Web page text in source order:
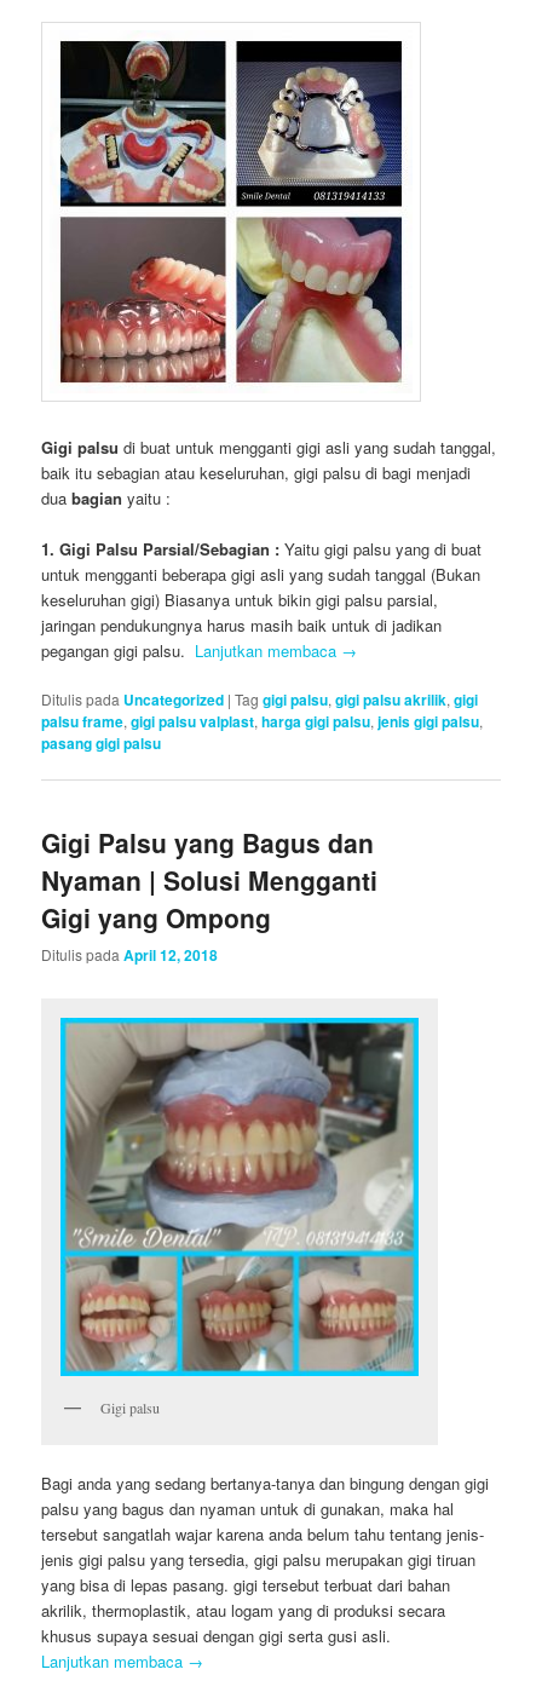
Gigi palsudi buat untuk mengganti gigi asli yang sudah tanggal,
baik itu sebagian atau keseluruhan, gigi palsu di bagi menjadi
duabagian yaitu :
1. Gigi Palsu Parsial/Sebagian :Yaitu gigi palsu yang di buat
untuk mengganti beberapa gigi asli yang sudah tanggal (Bukan
keseluruhan gigi) Biasanya untuk bikin gigi palsu parsial,
jaringan pendukungnya harus masih baik untuk di jadikan
pegangan gigi palsu. Lanjutkan membaca →
Ditulis pada Uncategorized |Tag gigi palsu,gigi palsu akrilik,gigi
palsu frame,gigi palsu valplast,harga gigi palsu,jenis gigi palsu,
pasang gigi palsu
Gigi Palsu yang Bagus dan
Nyaman | Solusi Mengganti
Gigi yang Ompong
Ditulis padaApril 12, 2018
Gigi palsu
Bagi anda yang sedang bertanya-tanya dan bingung dengan gigi
palsu yang bagus dan nyaman untuk di gunakan, maka hal
tersebut sangatlah wajar karena anda belum tahu tentang jenis-
jenis gigi palsu yang tersedia, gigi palsu merupakan gigi tiruan
yang bisa di lepas pasang. gigi tersebut terbuat dari bahan
akrilik, thermoplastik, atau logam yang di produksi secara
khusus supaya sesuai dengan gigi serta gusi asli.
Lanjutkan membaca →